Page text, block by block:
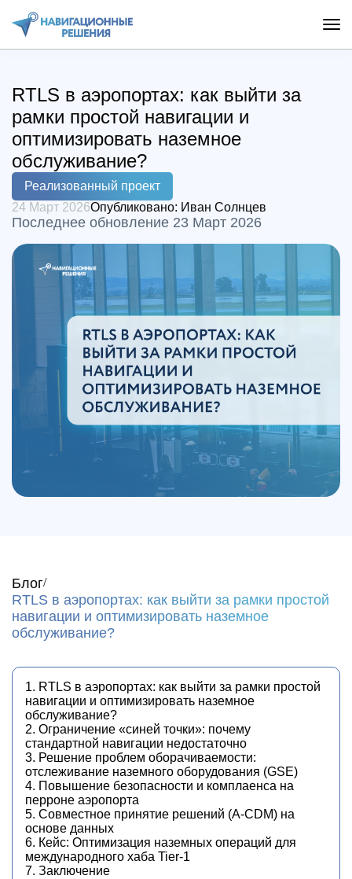
Реализованный проект
24 Март 2026Опубликовано: Иван Солнцев
Последнее обновление 23 Март 2026
RTLS в аэропортах: как выйти за
рамки простой навигации и
оптимизировать наземное
обслуживание?
Блог
RTLS в аэропортах: как выйти за рамки простой
навигации и оптимизировать наземное
обслуживание?
1. RTLS в аэропортах: как выйти за рамки простой
навигации и оптимизировать наземное
обслуживание?
2. Ограничение «синей точки»: почему
стандартной навигации недостаточно
3. Решение проблем оборачиваемости:
отслеживание наземного оборудования (GSE)
4. Повышение безопасности и комплаенса на
перроне аэропорта
5. Совместное принятие решений (A-CDM) на
основе данных
6. Кейс: Оптимизация наземных операций для
международного хаба Tier-1
7. Заключение